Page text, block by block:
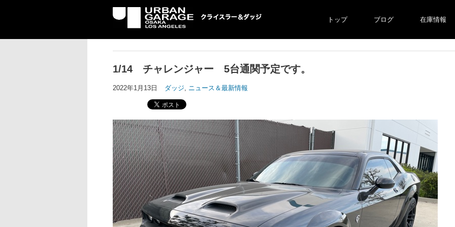
UG クライスラー＆ダ
ッジ専門店
トップ ブログ 在庫情報
1/14 チャレンジャー 5台通関予定です。
2022年1月13日 ダッジ, ニュース＆最新情報